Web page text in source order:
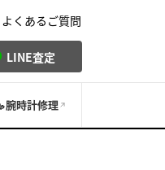
よくあるご質問
LINE査定
腕時計修理